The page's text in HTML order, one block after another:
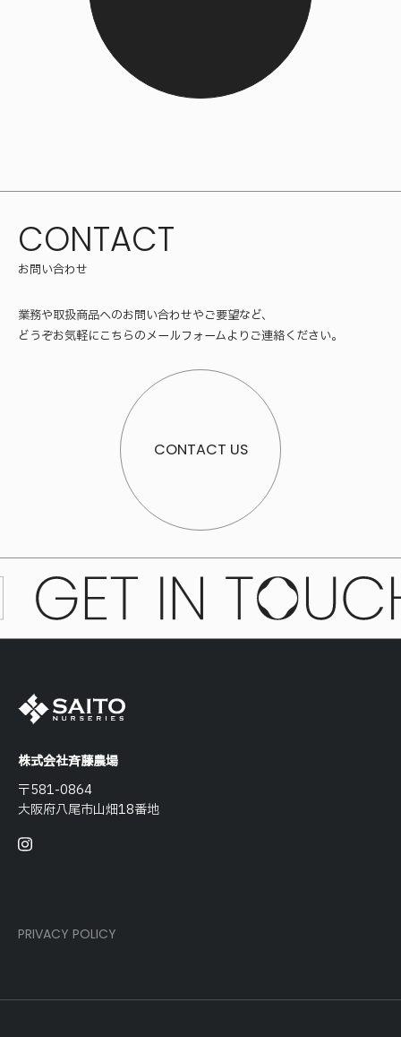
お問い合わせ
CONTACT
業務や取扱商品へのお問い合わせやご要望など、
どうぞお気軽にこちらのメールフォームよりご連絡ください。
CONTACT US
株式会社斉藤農場
〒581-0864
大阪府八尾市山畑18番地
PRIVACY POLICY